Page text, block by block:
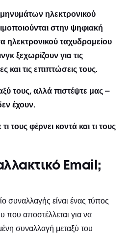
ηλεκτρονικού
στην ψηφιακή
ηλεκτρονικού ταχυδρομείου
ξεχωρίζουν για τις
και τις επιπτώσεις τους.
τους, αλλά πιστέψτε μας –
έχουν.
τους φέρνει κοντά και τι τους
Email;
συναλλαγής είναι ένας τύπος
που αποστέλλεται για να
συναλλαγή μεταξύ του